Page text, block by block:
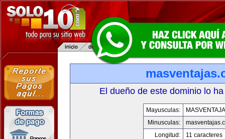
El dueño de este dominio lo
Mayusculas:
Minusculas:
Longitud:
11 caracteres